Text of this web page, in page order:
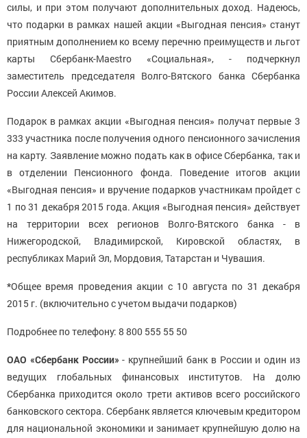
силы, и при этом получают дополнительных доход. Надеюсь,
что подарки в рамках нашей акции «Выгодная пенсия» станут
приятным дополнением ко всему перечню преимуществ и льгот
карты Сбербанк-Maestro «Социальная», - подчеркнул
заместитель председателя Волго-Вятского банка Сбербанка
России Алексей Акимов.
Подарок в рамках акции «Выгодная пенсия» получат первые 3
333 участника после получения одного пенсионного зачисления
на карту. Заявление можно подать как в офисе Сбербанка, так и
в отделении Пенсионного фонда. Поведение итогов акции
«Выгодная пенсия» и вручение подарков участникам пройдет с
1 по 31 декабря 2015 года. Акция «Выгодная пенсия» действует
на территории всех регионов Волго-Вятского банка - в
Нижегородской, Владимирской, Кировской областях, в
республиках Марий Эл, Мордовия, Татарстан и Чувашия.
*Общее время проведения акции с 10 августа по 31 декабря
2015 г. (включительно с учетом выдачи подарков)
Подробнее по телефону: 8 800 555 55 50
ОАО «Сбербанк России» - крупнейший банк в России и один из
ведущих глобальных финансовых институтов. На долю
Сбербанка приходится около трети активов всего российского
банковского сектора. Сбербанк является ключевым кредитором
для национальной экономики и занимает крупнейшую долю на